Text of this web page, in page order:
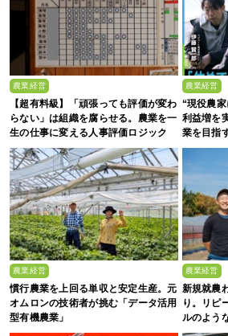
農業経営
【超有料級】「頑張っても評価が変わ
らない」は組織を腐らせる。農業を一
生の仕事に変える人事評価ロジック
農業経営
“現役農
利益増を
業を目指
農業経営
慣行農業を上回る単収と安定生産。元
オムロンの技術者が挑む「データ活用
型有機農業」
農業経営
新規就農
り。リピ
ルのよう